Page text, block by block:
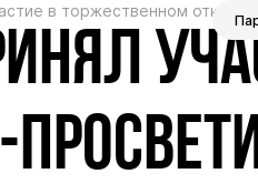
в торжественном